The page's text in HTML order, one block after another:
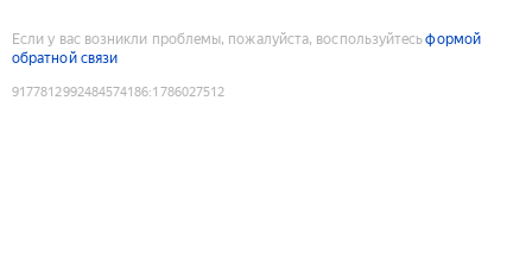
Если у вас возникли проблемы, пожалуйста, воспользуйтесьформой
обратной связи
9177812992484574186:1786027512